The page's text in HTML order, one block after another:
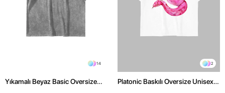
14
Yıkamalı Beyaz Basic Oversize
2
Platonic Baskılı Oversize Unisex